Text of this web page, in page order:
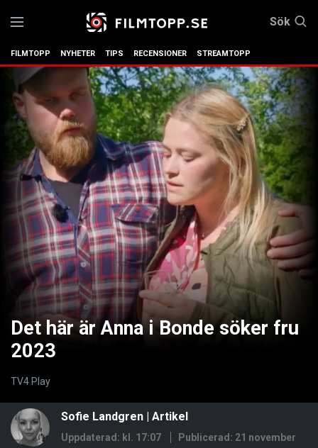
Sök
FILMTOPP NYHETER TIPS RECENSIONER STREAMTOPP
Det här är Anna i Bonde söker fru
2023
TV4 Play
Sofie Landgren | Artikel
Uppdaterad: kl. 17:07 Publicerad: 21 november